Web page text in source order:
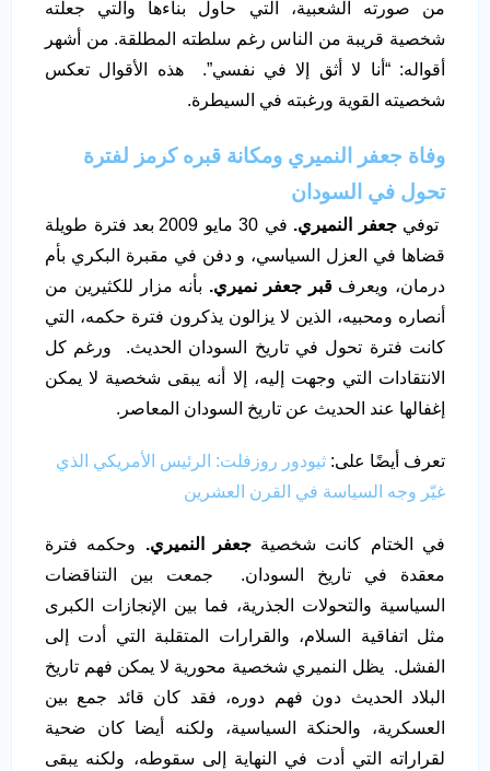
من صورته الشعبية، التي حاول بناءها والتي جعلته
شخصية قريبة من الناس رغم سلطته المطلقة. من أشهر
أقواله: “أنا لا أثق إلا في نفسي”. هذه الأقوال تعكس
شخصيته القوية ورغبته في السيطرة.
وفاة جعفر النميري ومكانة قبره كرمز لفترة
تحول في السودان
توفيجعفر النميري.
في 30 مايو 2009 بعد فترة طويلة
قضاها في العزل السياسي، و دفن في مقبرة البكري بأم
درمان، ويعرفقبر جعفر نميري. بأنه مزار للكثيرين من
أنصاره ومحبيه، الذين لا يزالون يذكرون فترة حكمه، التي
كانت فترة تحول في تاريخ السودان الحديث. ورغم كل
الانتقادات التي وجهت إليه، إلا أنه يبقى شخصية لا يمكن
إغفالها عند الحديث عن تاريخ السودان المعاصر.
تعرف أيضًا على: ثيودور روزفلت: الرئيس الأمريكي الذي
غيّر وجه السياسة في القرن العشرين
في الختام كانت شخصيةجعفر النميري. وحكمه فترة
معقدة في تاريخ السودان. جمعت بين التناقضات
السياسية والتحولات الجذرية، فما بين الإنجازات الكبرى
مثل اتفاقية السلام، والقرارات المتقلبة التي أدت إلى
الفشل. يظل النميري شخصية محورية لا يمكن فهم تاريخ
البلاد الحديث دون فهم دوره، فقد كان قائد جمع بين
العسكرية، والحنكة السياسية، ولكنه أيضا كان ضحية
لقراراته التي أدت في النهاية إلى سقوطه، ولكنه يبقى